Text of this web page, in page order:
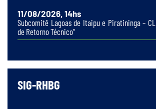
11/08/2026, 14hs
Subcomitê Lagoas de Itaipu e Piratininga –
de Retorno Técnico”
SIG-RHBG